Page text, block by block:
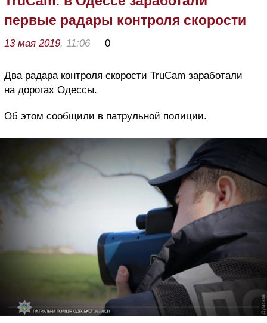
первые радары контроля скорости
13 мая 2019, 11:06 0
Два радара контроля скорости TruCam заработали
на дорогах Одессы.
Об этом сообщили в патрульной полиции.